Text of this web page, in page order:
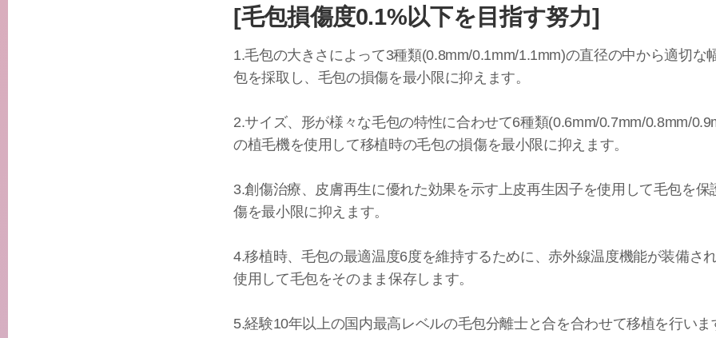
[毛包損傷度0.1%以下を目指す努力]
1.毛包の大きさによって3種類(0.8mm/0.1mm/1.1mm)の直径の中から適切な
包を採取し、毛包の損傷を最小限に抑えます。
2.サイズ、形が様々な毛包の特性に合わせて6種類(0.6mm/0.7mm/0.8mm/
の植毛機を使用して移植時の毛包の損傷を最小限に抑えます。
3.創傷治療、皮膚再生に優れた効果を示す上皮再生因子を使用して毛包を保
傷を最小限に抑えます。
4.移植時、毛包の最適温度6度を維持するために、赤外線温度機能が装備さ
使用して毛包をそのまま保存します。
5.経験10年以上の国内最高レベルの毛包分離士と合を合わせて移植を行いま